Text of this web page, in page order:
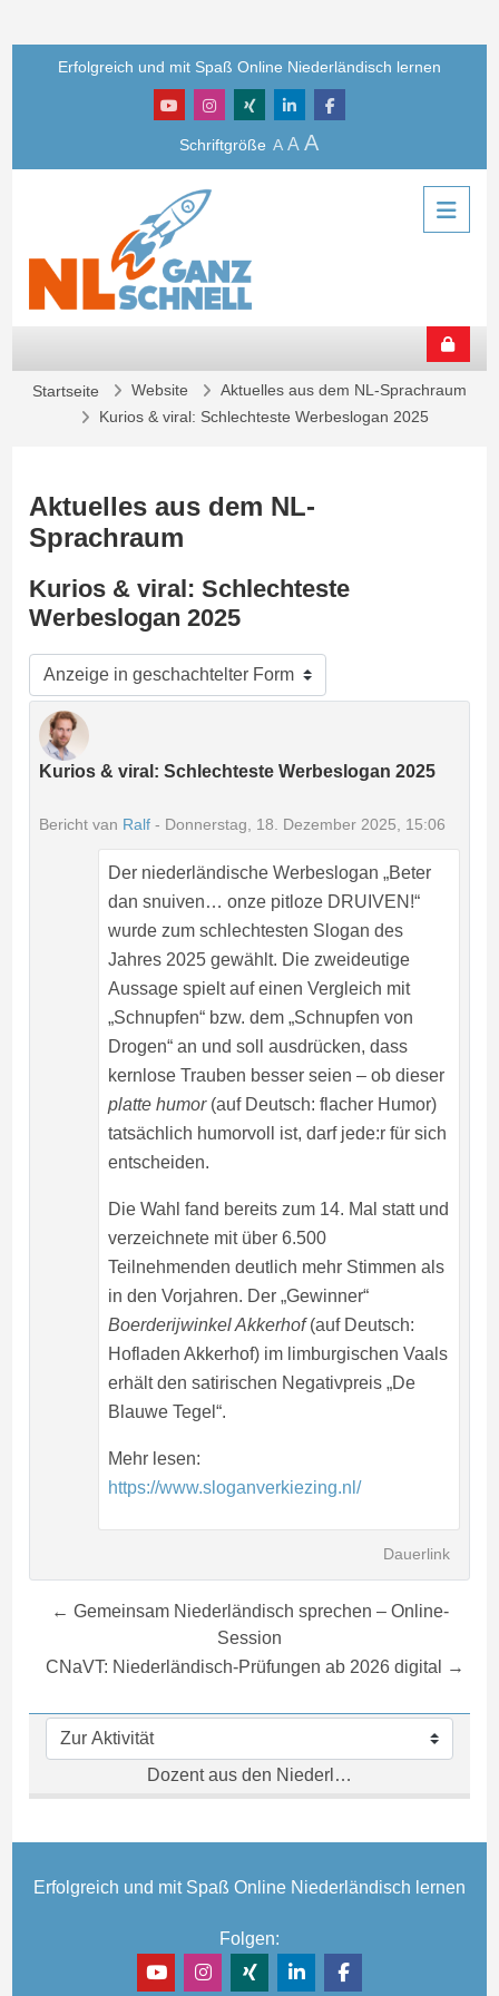
Erfolgreich und mit Spaß Online Niederländisch lernen
Schriftgröße A A A
Startseite Website
Aktuelles aus dem NL-Sprachraum
Kurios & viral: Schlechteste Werbeslogan 2025
Aktuelles aus dem NL-
Sprachraum
Kurios & viral: Schlechteste
Werbeslogan 2025
Anzeigemodus
Kurios & viral: Schlechteste Werbeslogan 2025
Bericht van Ralf - Donnerstag, 18. Dezember 2025, 15:06
Anzahl Antworten: 0
Der niederländische Werbeslogan „Beter
dan snuiven… onze pitloze DRUIVEN!“
wurde zum schlechtesten Slogan des
Jahres 2025 gewählt. Die zweideutige
Aussage spielt auf einen Vergleich mit
„Schnupfen“ bzw. dem „Schnupfen von
Drogen“ an und soll ausdrücken, dass
kernlose Trauben besser seien – ob dieser
platte humor(auf Deutsch: flacher Humor)
tatsächlich humorvoll ist, darf jede:r für sich
entscheiden.
Die Wahl fand bereits zum 14. Mal statt und
verzeichnete mit über 6.500
Teilnehmenden deutlich mehr Stimmen als
in den Vorjahren. Der „Gewinner“
Boerderijwinkel Akkerhof(auf Deutsch:
Hofladen Akkerhof) im limburgischen Vaals
erhält den satirischen Negativpreis „De
Blauwe Tegel“.
Mehr lesen:
https://www.sloganverkiezing.nl/
Dauerlink
← Gemeinsam Niederländisch sprechen – Online-
Session
CNaVT: Niederländisch-Prüfungen ab 2026 digital →
Dozent aus den Niederlanden →
Erfolgreich und mit Spaß Online Niederländisch lernen
Folgen: